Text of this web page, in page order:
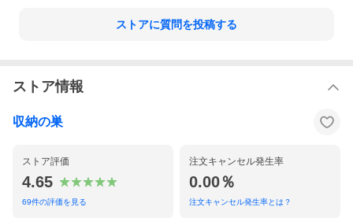
ステンレススチール
バリエーション
ストアに質問を投稿する
ストア情報
収納の巣
ストア評価
4.65
69件の評価を見る
注文キャンセル発生率
0.00％
注文キャンセル発生率とは？